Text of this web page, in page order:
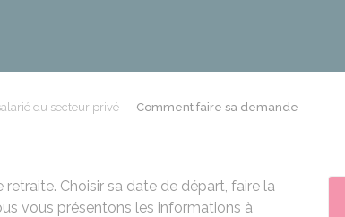
du secteur privé
Comment faire sa demande
Choisir sa date de départ, faire la
vous présentons les informations à